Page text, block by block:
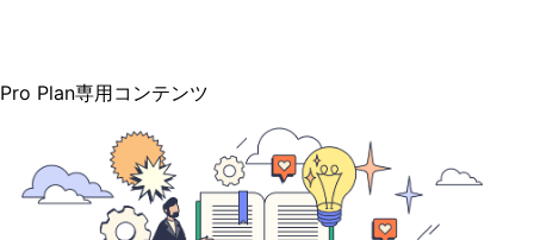
Pro Plan専用コンテンツ